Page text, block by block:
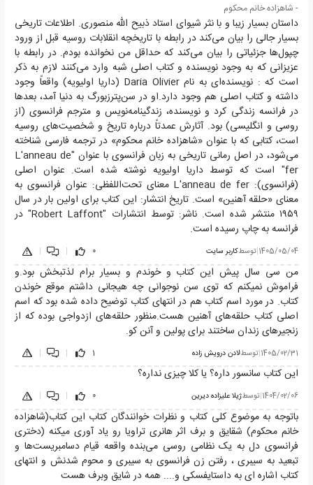
- شاهزاده خانم محکوم
داستان بسیار زیبا و با نثر شیوای استاد ذبیح الله منصوری. اطلاعات تاریخی
بسیار جالی را بیان می‌کند در رابطه با تاریخچه انقلابات روسیه قبل از ورود
چپول‌ها جزئیاتی را بیان می‌کند که حداقل من نخوانده بودم. در رابطه با
عزیزانی که به وجود نویسنده و کتاب اصلی شبه وارد می‌کنند لازم به ذکر
است که : نویسنده‌ای به نام Daria Olivier (داریا اولیویه) واقعاً وجود
داشته و کتاب اصلی هم وجود دارد.او در سن‌پترزبورگ به دنیا آمد، بعدها
در فرانسه زندگی کرد و نویسنده، زندگینامه‌نویس و مترجم فرانسوی (از
روسی و انگلیسی) بود. آثارش عمدتاً درباره تاریخ و شخصیت‌های روسیه
است، کتابی که با عنوان «شاهزاده خانم محکوم» در ترجمه فارسی شناخته
می‌شود، در اصل رمانی تاریخی به زبان فرانسوی با عنوان "L'anneau de
fer" است که توسط داریا اولیویه نوشته شده است. عنوان اصلی
(فرانسوی): L'anneau de fer معنای تحت‌اللفظی: عنوان فرانسوی به
معنای «حلقه آهنین» است. تاریخ انتشار: این کتاب برای اولین بار در سال
۱۹۵۹ منتشر شده است. ناشر: توسط انتشارات "Robert Laffont" در
فرانسه به چاپ رسیده است.
1405/05/04
|توسطكاربر سايت 0
|
|
من سی سال پیش این کتاب و خوندم و بسیار برام لذتبخش بود.و
فراموش نمیکنم که توی سن نوجوانی چه هیجانی داشتم موقع خوندن
کتاب. در مورد اسم کتاب هم در انتهای کتاب توضیح داده شده بود که اسم
اصلی کتاب حلقه‌های آهنین هست.منظور حلقه‌های ازدواجی بوده که از
زنجیرهای زندان ساختند برای پولین و آنن کو.
1405/02/31
|توسطلادن درویش زاده 1
|
|
این کتاب سانسور داره؟ یا کلا چیزی نداره؟
1404/02/06
|توسطژیلا علیزاده دیرین 0
|
|
باتوجه به موضوع کلی کتاب و نظرات خوانندگان کتاب این کتاب(شاهزاده
خانم محکوم) شقایق و برف اثر هانری تراویا رو یاد آوری میکنه (دختری
فرانسوی دل به یک نظامی روسی می‌بنده واقعه قیام دسامبریست‌ها و
تبعید به سیبری ، رفتن زن فرانسوی به سیبری و محوم شدنش و انتهای
کتاب اشاره ای به داستایفسکی و.... همه در شایق وبرف هست